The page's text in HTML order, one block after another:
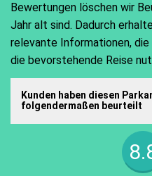
Bewertungen löschen wir
Jahr alt sind. Dadurch
relevante Informationen,
die bevorstehende Reise
Kunden haben diesen
folgendermaßen beurteilt